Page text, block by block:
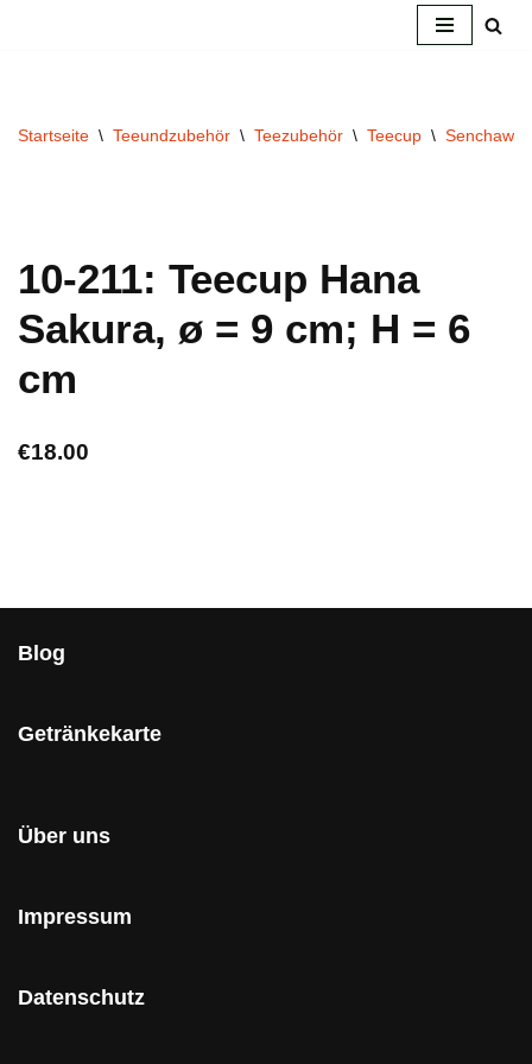
Startseite \ Teeundzubehör \ Teezubehör \ Teecup \ Senchawan
10-211: Teecup Hana
Sakura, ø = 9 cm; H = 6
cm
€18.00
Blog
Getränkekarte
Über uns
Impressum
Datenschutz